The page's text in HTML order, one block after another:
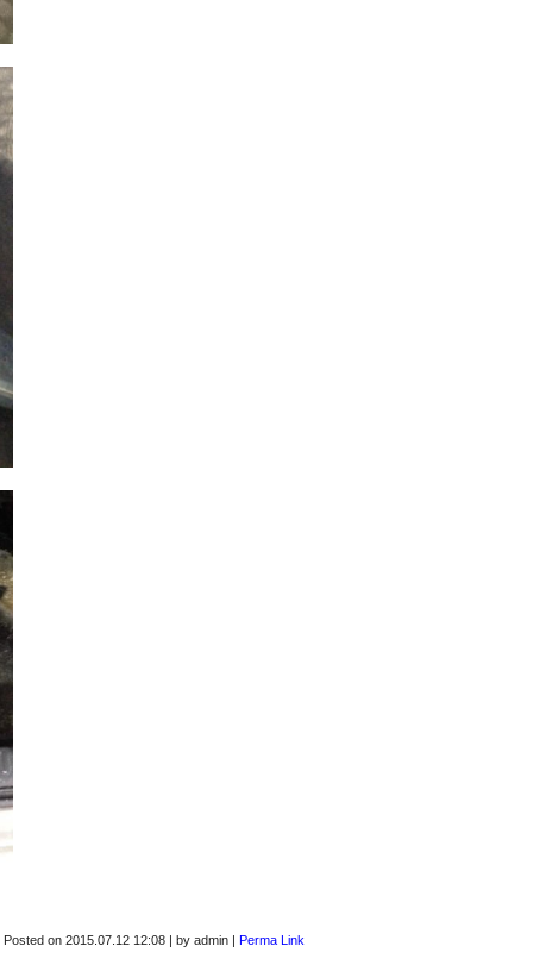
Posted on 2015.07.12 12:08| by admin| Perma Link